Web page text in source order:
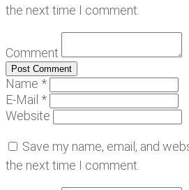
the next time I comment.
Comment
Name *
E-Mail *
Website
Save my name, email, and
the next time I comment.